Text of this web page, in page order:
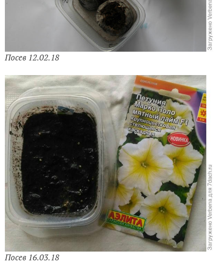
Посев 12.02.18
Посев 16.03.18